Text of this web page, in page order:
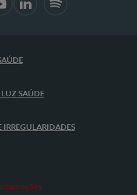
SAÚDE